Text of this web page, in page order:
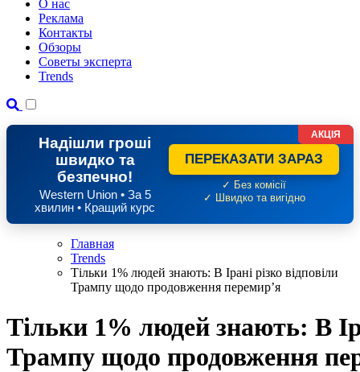
О нас
Реклама
Контакты
Обзоры
Советы эксперта
Trends
Надішли гроші
швидко та
безпечно!
Western Union • За 5
хвилин • Кращий курс
ПЕРЕКАЗАТИ ЗАРАЗ
✓ Без комісії
✓ Швидко та вигідно
АКЦІЯ
Главная
Trends
Тільки 1% людей знають: В Ірані різко відповіли
Трампу щодо продовження перемир’я
Тільки 1% людей знають: В
Трампу щодо продовження